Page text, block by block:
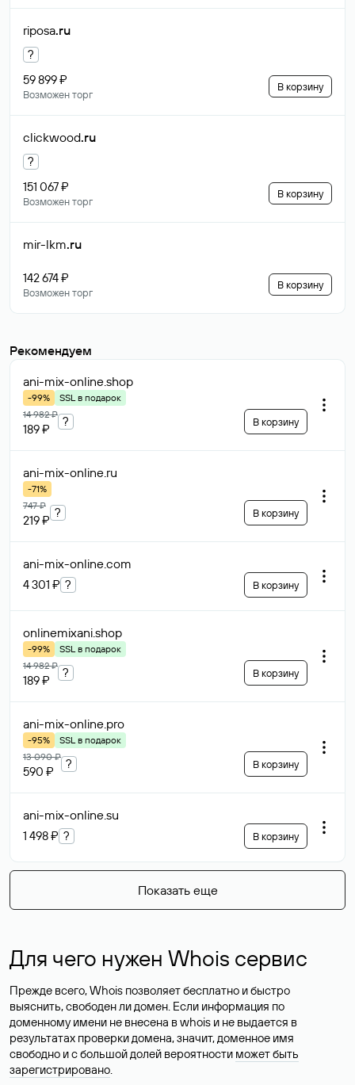
riposa.ru
?
59 899 ₽
Возможен торг
В корзину
clickwood.ru
?
151 067 ₽
Возможен торг
В корзину
mir-lkm.ru
142 674 ₽
Возможен торг
В корзину
Рекомендуем
ani-mix-online.shop
-99%
SSL в подарок
14 982 ₽
189 ₽
? В корзину
ani-mix-online.ru
-71%
747 ₽
219 ₽
? В корзину
ani-mix-online.com
4 301 ₽ ? В корзину
onlinemixani.shop
-99%
SSL в подарок
14 982 ₽
189 ₽
? В корзину
ani-mix-online.pro
-95%
SSL в подарок
13 090 ₽
590 ₽
? В корзину
ani-mix-online.su
1 498 ₽ ? В корзину
Показать еще
Для чего нужен Whois сервис
Прежде всего, Whois позволяет бесплатно и быстро
выяснить, свободен ли домен. Если информация по
доменному имени не внесена в whois и не выдается в
результатах проверки домена, значит, доменное имя
свободно и с большой долей вероятности может быть
зарегистрировано.